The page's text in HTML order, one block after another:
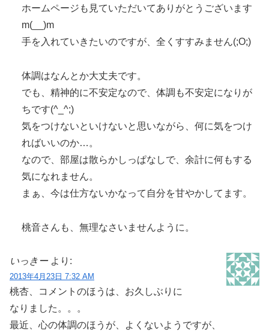
ホームページも見ていただいてありがとうございます
m(__)m
手を入れていきたいのですが、全くすすみません(;O;)
体調はなんとか大丈夫です。
でも、精神的に不安定なので、体調も不安定になりが
ちです(^_^;)
気をつけないといけないと思いながら、何に気をつけ
ればいいのか…。
なので、部屋は散らかしっぱなしで、余計に何もする
気になれません。
まぁ、今は仕方ないかなって自分を甘やかしてます。
桃音さんも、無理なさいませんように。
いっきー より:
2013年4月23日 7:32 AM
桃杏、コメントのほうは、お久しぶりに
なりました。。。
最近、心の体調のほうが、よくないようですが、